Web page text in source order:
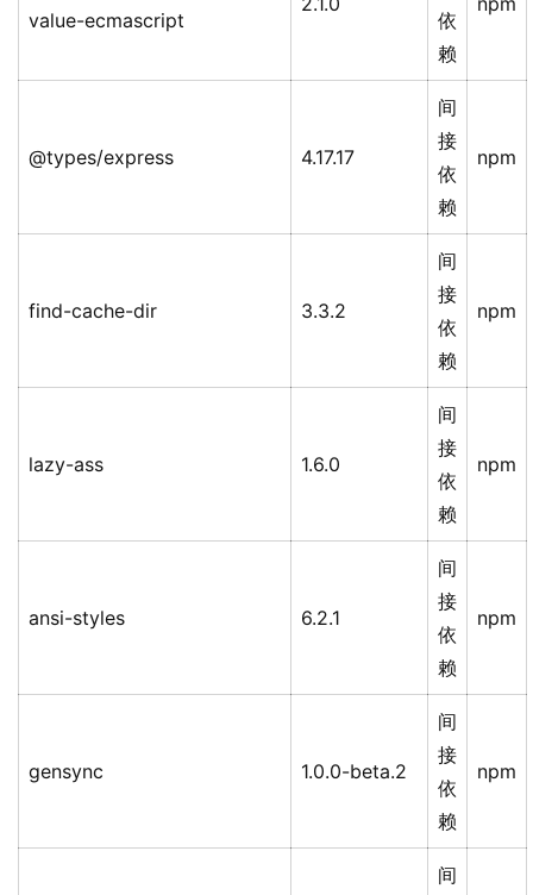
value-ecmascript
依
赖
@types/express 4.17.17
间
接
依
赖
npm
find-cache-dir 3.3.2
间
接
依
赖
npm
lazy-ass 1.6.0
间
接
依
赖
npm
ansi-styles 6.2.1
间
接
依
赖
npm
gensync 1.0.0-beta.2
间
接
依
赖
npm
间